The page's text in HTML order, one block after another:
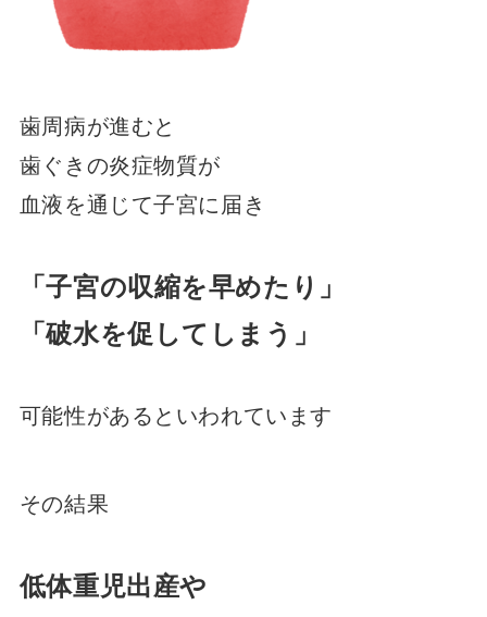
歯周病が進むと
歯ぐきの炎症物質が
血液を通じて子宮に届き
「子宮の収縮を早めたり」
「破水を促してしまう」
可能性があるといわれています
その結果
低体重児出産や